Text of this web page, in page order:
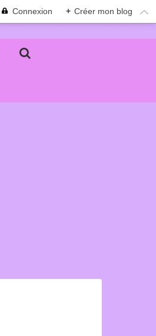
Connexion + Créer mon blog